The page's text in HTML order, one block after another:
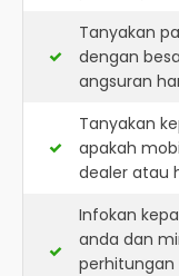
Tanyakan
dengan
angsuran
Tanyakan
apakah
dealer atau
Infokan
anda dan